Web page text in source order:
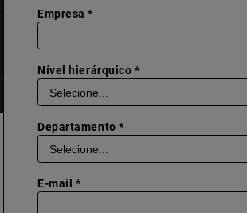
Empresa *
Nível hierárquico *
Departamento *
E-mail *